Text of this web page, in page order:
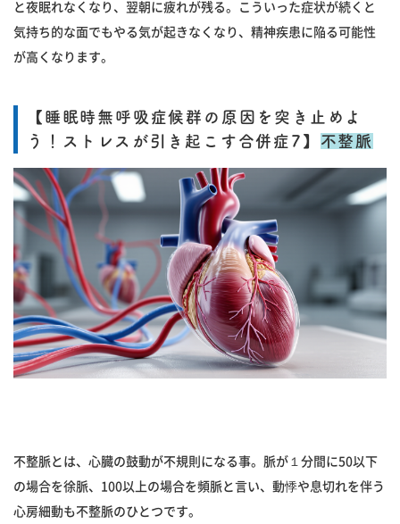
と夜眠れなくなり、翌朝に疲れが残る。こういった症状が続くと
気持ち的な面でもやる気が起きなくなり、精神疾患に陥る可能性
が高くなります。
【睡眠時無呼吸症候群の原因を突き止めよ
う！ストレスが引き起こす合併症7】 不整脈
不整脈とは、心臓の鼓動が不規則になる事。脈が１分間に50以下
の場合を徐脈、100以上の場合を頻脈と言い、動悸や息切れを伴う
心房細動も不整脈のひとつです。